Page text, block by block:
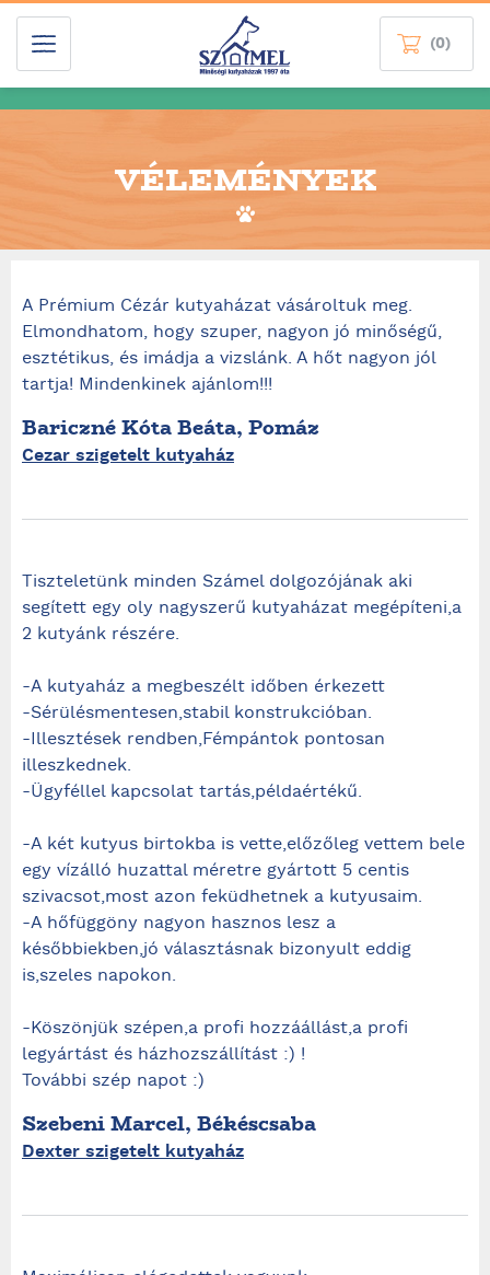
(0)
VÉLEMÉNYEK
A Prémium Cézár kutyaházat vásároltuk meg.
Elmondhatom, hogy szuper, nagyon jó minőségű,
esztétikus, és imádja a vizslánk. A hőt nagyon jól
tartja! Mindenkinek ajánlom!!!
Bariczné Kóta Beáta, Pomáz
Cezar szigetelt kutyaház
Tiszteletünk minden Számel dolgozójának aki
segített egy oly nagyszerű kutyaházat megépíteni,a
2 kutyánk részére.
-A kutyaház a megbeszélt időben érkezett
-Sérülésmentesen,stabil konstrukcióban.
-Illesztések rendben,Fémpántok pontosan
illeszkednek.
-Ügyféllel kapcsolat tartás,példaértékű.
-A két kutyus birtokba is vette,előzőleg vettem bele
egy vízálló huzattal méretre gyártott 5 centis
szivacsot,most azon feküdhetnek a kutyusaim.
-A hőfüggöny nagyon hasznos lesz a
későbbiekben,jó választásnak bizonyult eddig
is,szeles napokon.
-Köszönjük szépen,a profi hozzáállást,a profi
legyártást és házhozszállítást :) !
További szép napot :)
Szebeni Marcel, Békéscsaba
Dexter szigetelt kutyaház